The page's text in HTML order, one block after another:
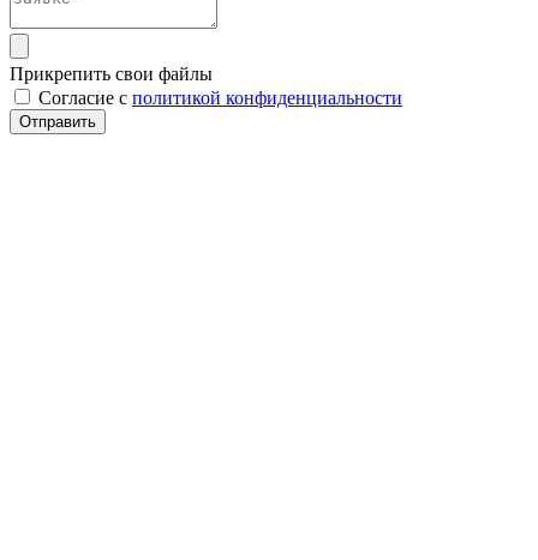
Прикрепить свои файлы
Cогласие с политикой конфиденциальности
Отправить